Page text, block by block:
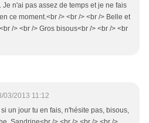
n'ai pas assez de temps et je ne fais
ce moment.<br /> <br /> <br /> Belle et
/> <br /> Gros bisous<br /> <br /> <br
03/2013 11:12
si un jour tu en fais, n'hésite pas, bisous,